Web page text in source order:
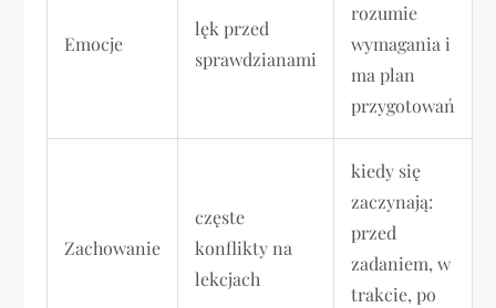
Emocje
lęk przed
sprawdzianami
rozumie
wymagania i
ma plan
przygotowań
Zachowanie
częste
konflikty na
lekcjach
kiedy się
zaczynają:
przed
zadaniem, w
trakcie, po